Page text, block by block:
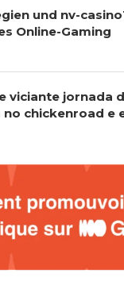
und nv-
Online-Gaming
viciante jornada
no chickenroad e